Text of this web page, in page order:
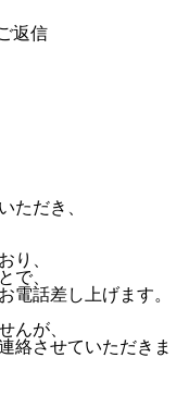
返信
ただき、
り、
で、
電話差し上げます。
んが、
絡させていただきま